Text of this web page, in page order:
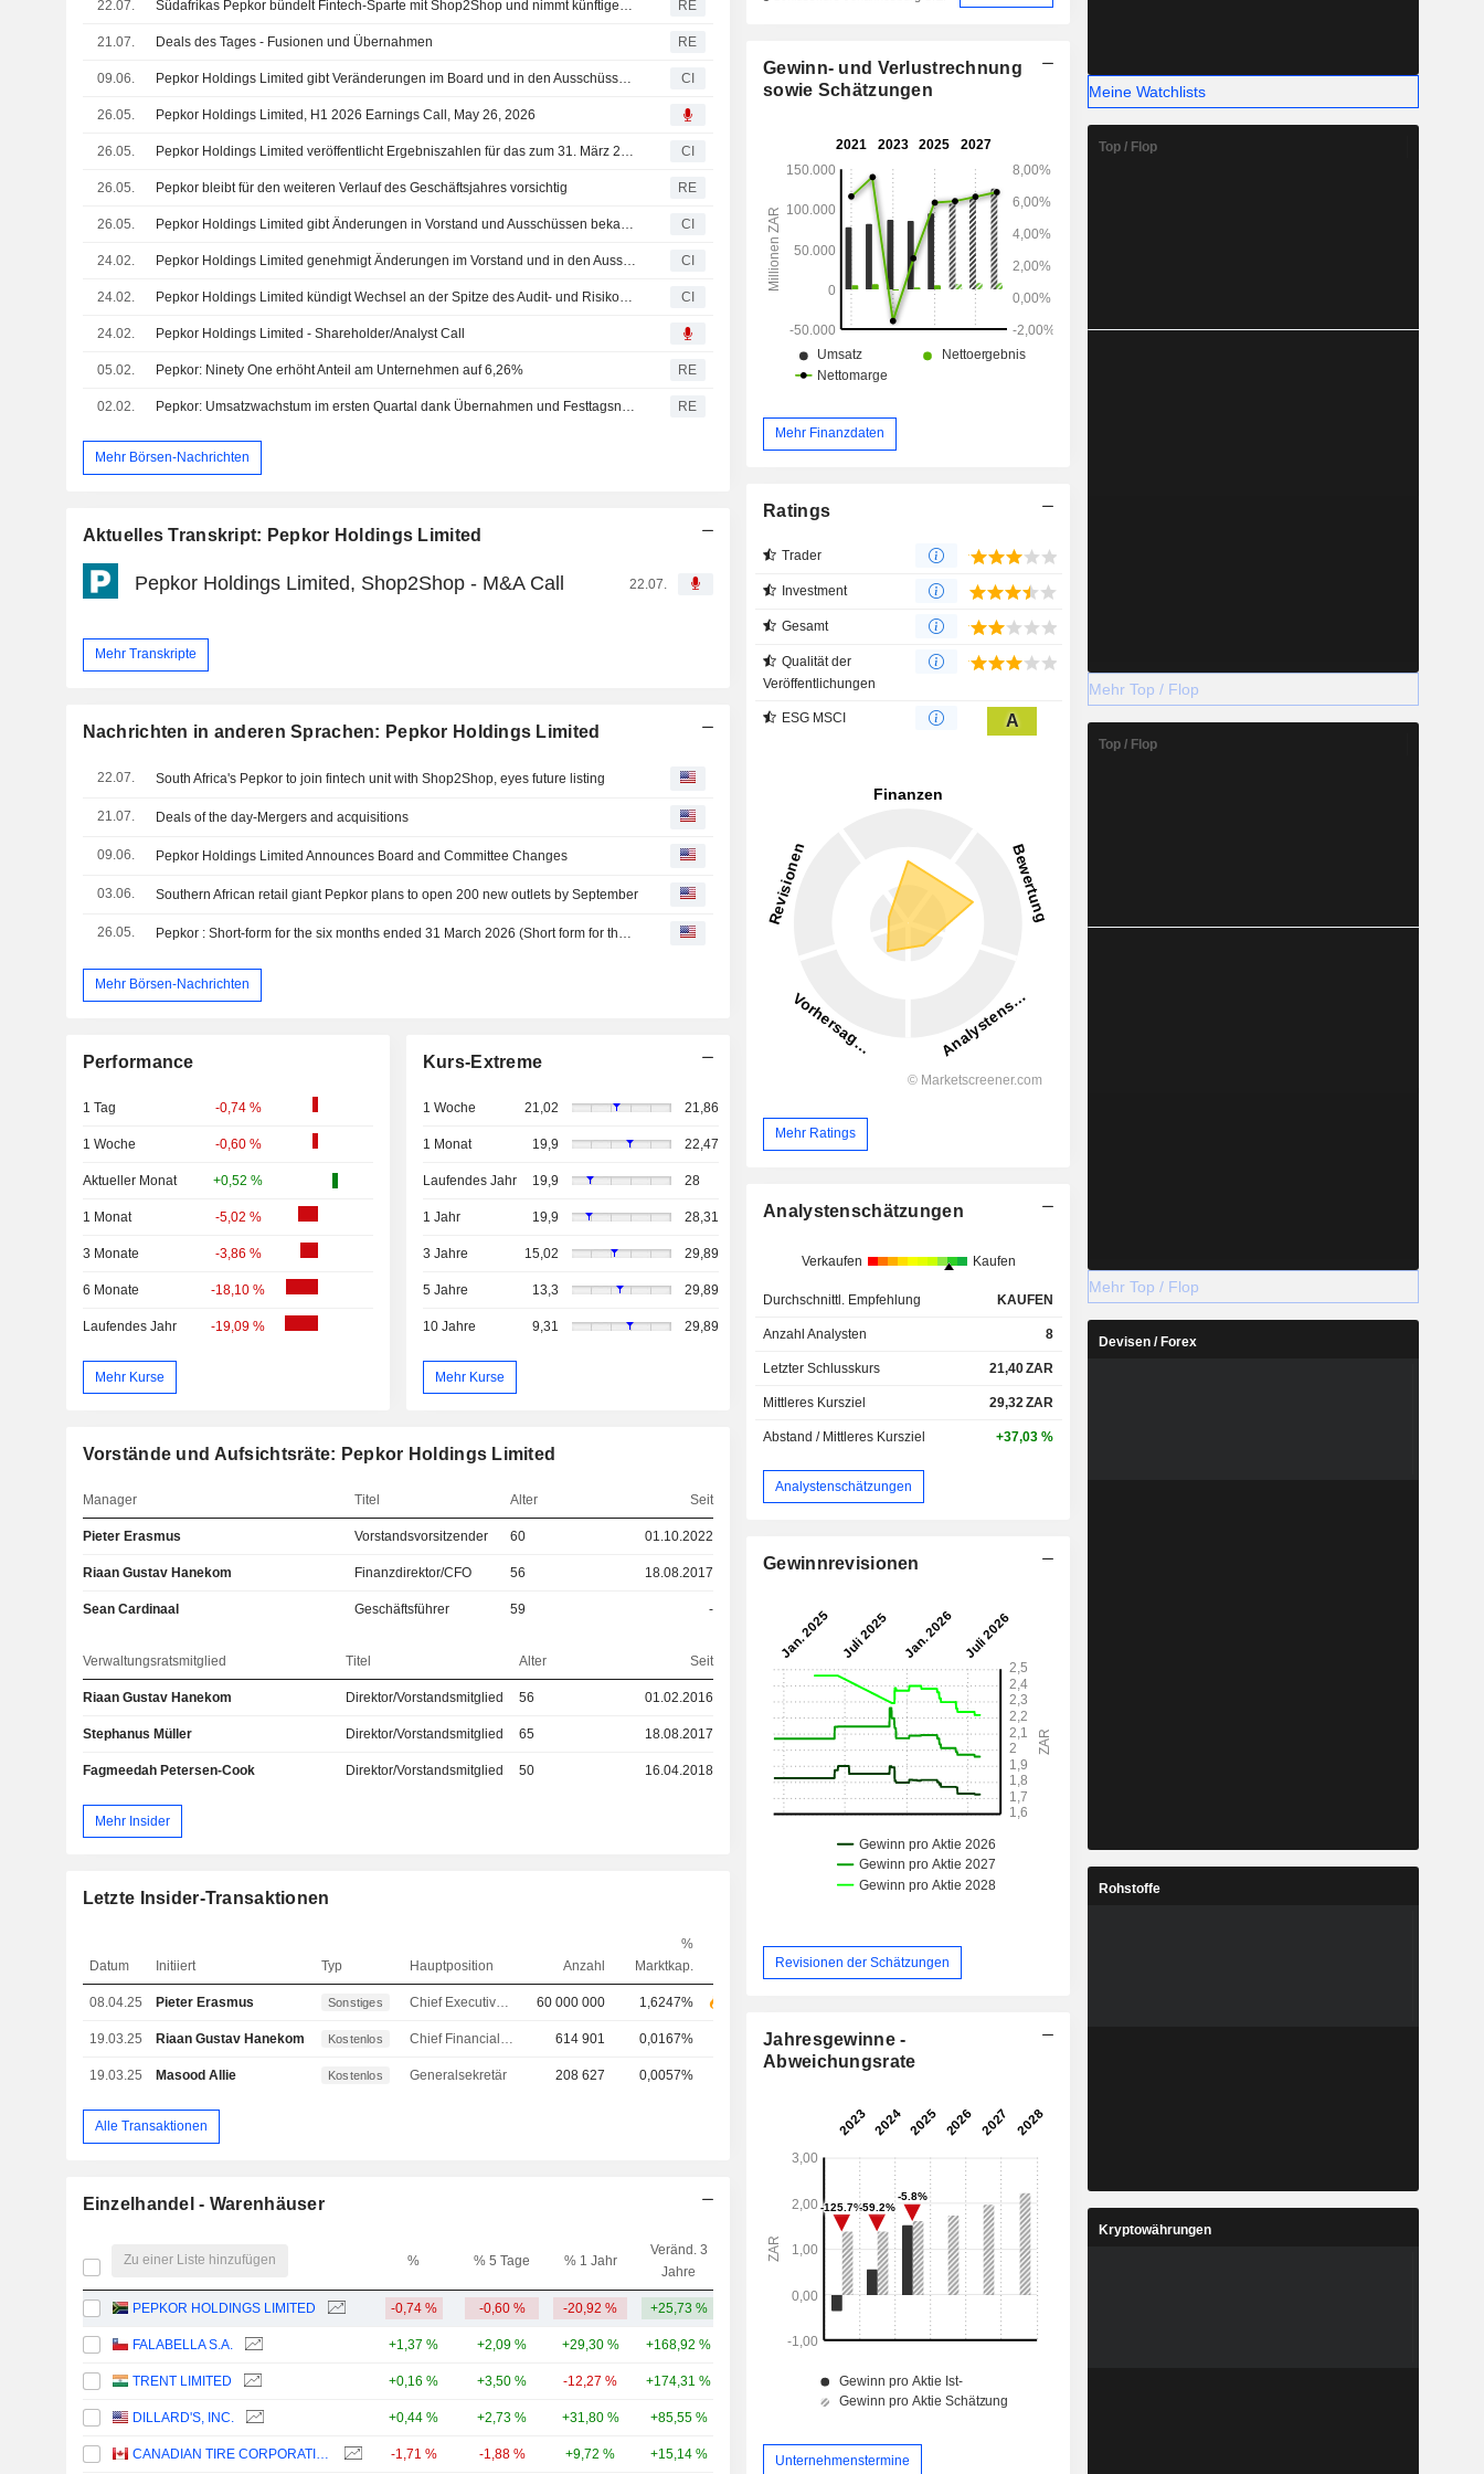
22.07. Südafrikas Pepkor bündelt Fintech-Sparte mit Shop2Shop und nimmt künftigen Börsengang ins Visier RE
21.07. Deals des Tages - Fusionen und Übernahmen RE
09.06. Pepkor Holdings Limited gibt Veränderungen im Board und in den Ausschüssen bekannt CI
26.05. Pepkor Holdings Limited, H1 2026 Earnings Call, May 26, 2026
26.05. Pepkor Holdings Limited veröffentlicht Ergebniszahlen für das zum 31. März 2026 abgeschlossene erste Halbjahr CI
26.05. Pepkor bleibt für den weiteren Verlauf des Geschäftsjahres vorsichtig RE
26.05. Pepkor Holdings Limited gibt Änderungen in Vorstand und Ausschüssen bekannt CI
24.02. Pepkor Holdings Limited genehmigt Änderungen im Vorstand und in den Ausschüssen CI
24.02. Pepkor Holdings Limited kündigt Wechsel an der Spitze des Audit- und Risikoausschusses sowie des Personal- und Vergütungsausschusses an CI
24.02. Pepkor Holdings Limited - Shareholder/Analyst Call
05.02. Pepkor: Ninety One erhöht Anteil am Unternehmen auf 6,26% RE
02.02. Pepkor: Umsatzwachstum im ersten Quartal dank Übernahmen und Festtagsnachfrage RE
Mehr Börsen-Nachrichten
Aktuelles Transkript: Pepkor Holdings Limited
Pepkor Holdings Limited, Shop2Shop - M&A Call 22.07.
Mehr Transkripte
Nachrichten in anderen Sprachen: Pepkor Holdings Limited
22.07. South Africa's Pepkor to join fintech unit with Shop2Shop, eyes future listing
21.07. Deals of the day-Mergers and acquisitions
09.06. Pepkor Holdings Limited Announces Board and Committee Changes
03.06. Southern African retail giant Pepkor plans to open 200 new outlets by September
26.05.
Mehr Börsen-Nachrichten
Performance
1 Tag -0,74 %
1 Woche -0,60 %
Aktueller Monat +0,52 %
1 Monat -5,02 %
3 Monate -3,86 %
6 Monate -18,10 %
Laufendes Jahr -19,09 %
Mehr Kurse
Kurs-Extreme
1 Woche 21,02 21,86
1 Monat 19,9 22,47
Laufendes Jahr 19,9 28
1 Jahr 19,9 28,31
3 Jahre 15,02 29,89
5 Jahre 13,3 29,89
10 Jahre 9,31 29,89
Mehr Kurse
Vorstände und Aufsichtsräte: Pepkor Holdings Limited
Manager Titel Alter Seit
Pieter Erasmus Vorstandsvorsitzender 60 01.10.2022
Riaan Gustav Hanekom Finanzdirektor/CFO 56 18.08.2017
Sean Cardinaal Geschäftsführer 59 -
Verwaltungsratsmitglied Titel Alter Seit
Riaan Gustav Hanekom Direktor/Vorstandsmitglied 56 01.02.2016
Stephanus Müller Direktor/Vorstandsmitglied 65 18.08.2017
Fagmeedah Petersen-Cook Direktor/Vorstandsmitglied 50 16.04.2018
Mehr Insider
Letzte Insider-Transaktionen
Datum Initiiert Typ Hauptposition Anzahl
%
Marktkap.
08.04.25 Pieter Erasmus Sonstiges Chief Executive Officer (CEO) 60 000 000 1,6247%
19.03.25 Riaan Gustav Hanekom Kostenlos Chief Financial Officer (CFO) 614 901 0,0167%
19.03.25 Masood Allie Kostenlos Generalsekretär 208 627 0,0057%
Alle Transaktionen
Einzelhandel - Warenhäuser
Zu einer Liste hinzufügen % % 5 Tage % 1 Jahr
Veränd. 3
Jahre
Kap.($)
PEPKOR HOLDINGS LIMITED -0,74 % -0,60 % -20,92 % +25,73 % 4,84 Mrd.
FALABELLA S.A. +1,37 % +2,09 % +29,30 % +168,92 % 17,47 Mrd.
TRENT LIMITED +0,16 % +3,50 % -12,27 % +174,31 %
DILLARD'S, INC. +0,44 % +2,73 % +31,80 % +85,55 %
-1,71 % -1,88 % +9,72 % +15,14 % 7,77 Mrd.
Gewinn- und Verlustrechnung
sowie Schätzungen
Mehr Finanzdaten
Ratings
Trader
Investment
Gesamt
Qualität der
Veröffentlichungen
ESG MSCI A
Mehr Ratings
Analystenschätzungen
Verkaufen Kaufen
Durchschnittl. Empfehlung KAUFEN
Anzahl Analysten 8
Letzter Schlusskurs 21,40ZAR
Mittleres Kursziel 29,32ZAR
Abstand / Mittleres Kursziel +37,03 %
Analystenschätzungen
Gewinnrevisionen
Revisionen der Schätzungen
Jahresgewinne -
Abweichungsrate
Unternehmenstermine
Meine Watchlists
Top / Flop
Mehr Top / Flop
Top / Flop
Mehr Top / Flop
Devisen / Forex
Rohstoffe
Kryptowährungen